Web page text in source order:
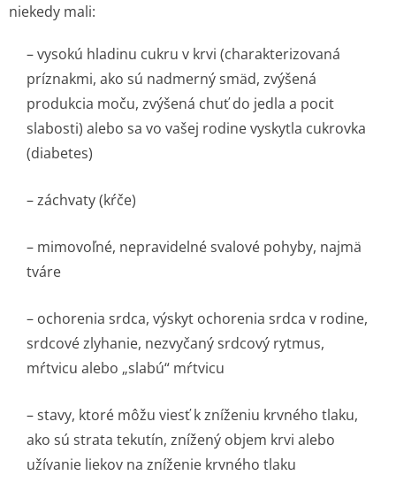
niekedy mali:
– vysokú hladinu cukru v krvi (charakterizovaná
príznakmi, ako sú nadmerný smäd, zvýšená
produkcia moču, zvýšená chuť do jedla a pocit
slabosti) alebo sa vo vašej rodine vyskytla cukrovka
(diabetes)
– záchvaty (kŕče)
– mimovoľné, nepravidelné svalové pohyby, najmä
tváre
– ochorenia srdca, výskyt ochorenia srdca v rodine,
srdcové zlyhanie, nezvyčaný srdcový rytmus,
mŕtvicu alebo „slabú“ mŕtvicu
– stavy, ktoré môžu viesť k zníženiu krvného tlaku,
ako sú strata tekutín, znížený objem krvi alebo
užívanie liekov na zníženie krvného tlaku